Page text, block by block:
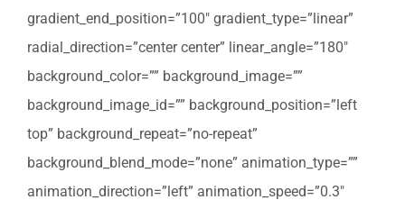
gradient_end_position=”100″ gradient_type=”linear”
radial_direction=”center center” linear_angle=”180″
background_color=”” background_image=””
background_image_id=”” background_position=”left
top” background_repeat=”no-repeat”
background_blend_mode=”none” animation_type=””
animation_direction=”left” animation_speed=”0.3″